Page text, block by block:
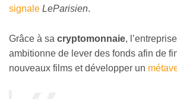
signale LeParisien.
Grâce à sa cryptomonnaie,
ambitionne de lever des fonds afin de
nouveaux films et développer un